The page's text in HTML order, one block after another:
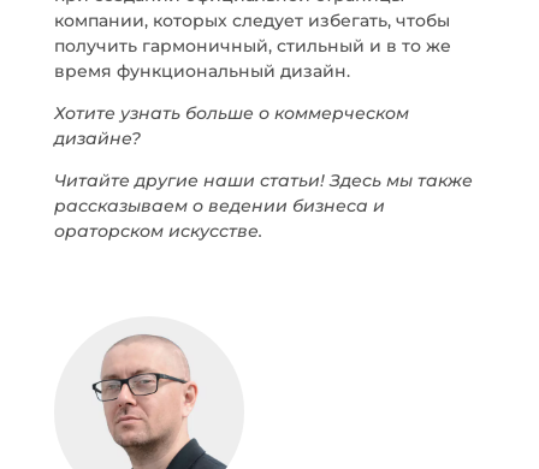
компании, которых следует избегать, чтобы
получить гармоничный, стильный и в то же
время функциональный дизайн.
Хотите узнать больше о коммерческом
дизайне?
Читайте другие наши статьи! Здесь мы также
рассказываем о ведении бизнеса и
ораторском искусстве.